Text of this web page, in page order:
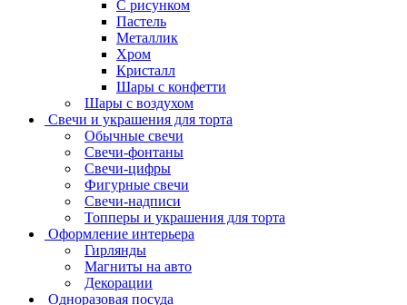
С рисунком
Пастель
Металлик
Хром
Кристалл
Шары с конфетти
Шары с воздухом
Свечи и украшения для торта
Обычные свечи
Свечи-фонтаны
Свечи-цифры
Фигурные свечи
Свечи-надписи
Топперы и украшения для торта
Оформление интерьера
Гирлянды
Магниты на авто
Декорации
Одноразовая посуда